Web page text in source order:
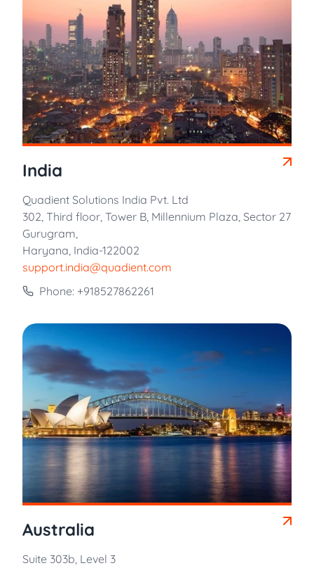
India
Quadient Solutions India Pvt. Ltd
302, Third floor, Tower B, Millennium Plaza, Sector 27
Gurugram,
Haryana, India-122002
support.india@quadient.com
Phone: +918527862261
Australia
Suite 303b, Level 3